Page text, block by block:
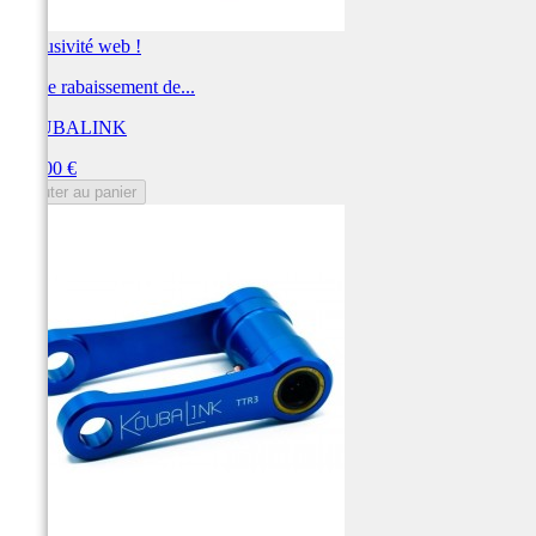
Exclusivité web !
Kit de rabaissement de...
KOUBALINK
250,00 €
Ajouter au panier